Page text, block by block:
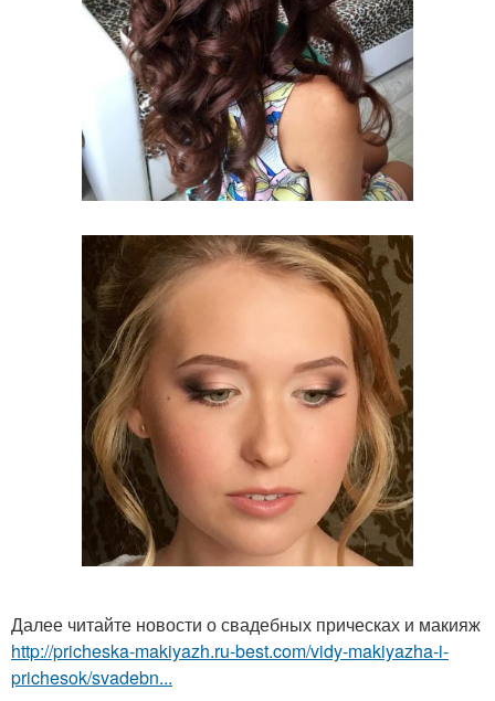
Далее читайте новости о свадебных прическах и макияж
http://pricheska-makiyazh.ru-best.com/vidy-makiyazha-i-
prichesok/svadebn...